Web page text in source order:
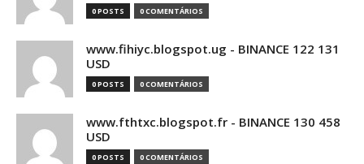
0 POSTS 0 COMENTÁRIOS
www.fihiyc.blogspot.ug - BINANCE 122 131
USD
0 POSTS 0 COMENTÁRIOS
www.fthtxc.blogspot.fr - BINANCE 130 458
USD
0 POSTS 0 COMENTÁRIOS